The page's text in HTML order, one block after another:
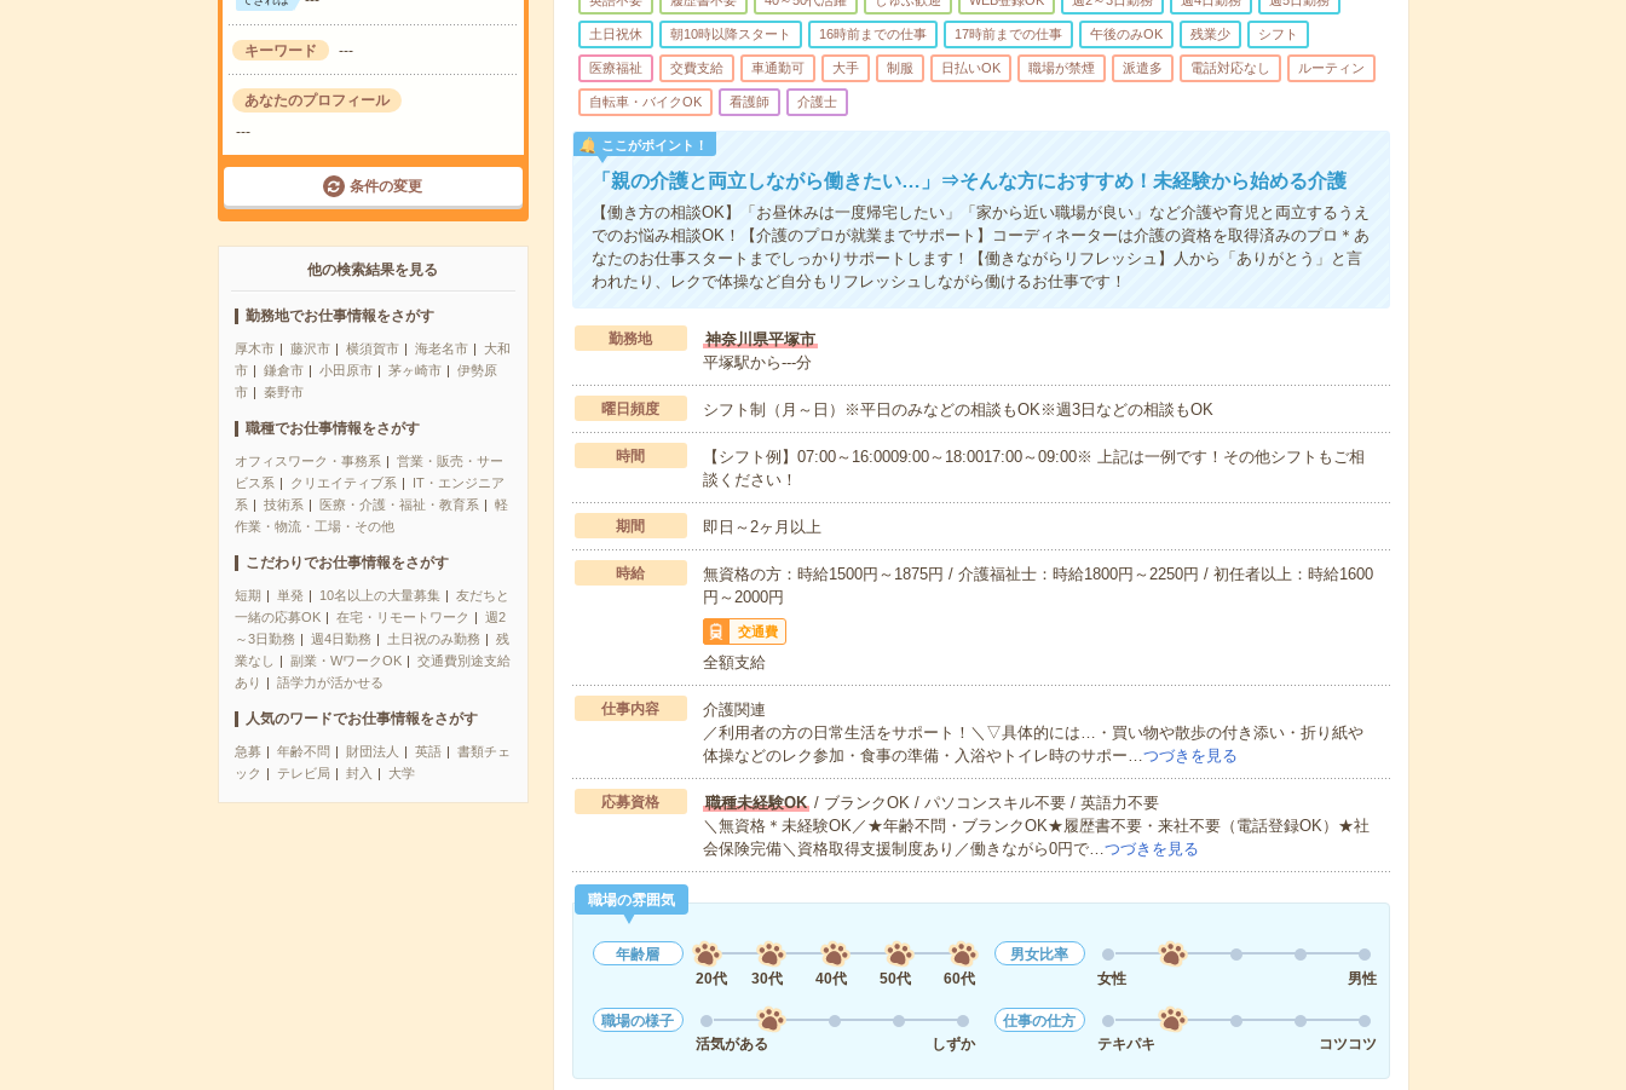
キーワード ---
あなたのプロフィール
---
条件の変更
他の検索結果を見る
勤務地でお仕事情報をさがす
厚木市 藤沢市 横須賀市 海老名市
大和
市
鎌倉市 小田原市 茅ヶ崎市
伊勢原
市
秦野市
職種でお仕事情報をさがす
オフィスワーク・事務系
営業・販売・サー
ビス系
クリエイティブ系
IT・エンジニア
系
技術系 医療・介護・福祉・教育系
軽
作業・物流・工場・その他
こだわりでお仕事情報をさがす
短期 単発 10名以上の大量募集
友だちと
一緒の応募OK
在宅・リモートワーク
週2
～3日勤務
週4日勤務 土日祝のみ勤務
残
業なし
副業・WワークOK
交通費別途支給
あり
語学力が活かせる
人気のワードでお仕事情報をさがす
急募 年齢不問 財団法人 英語
書類チェ
ック
テレビ局 封入 大学
土日祝休 朝10時以降スタート 16時前までの仕事 17時前までの仕事 午後のみOK 残業少 シフト
医療福祉 交費支給 車通勤可 大手 制服 日払いOK 職場が禁煙 派遣多 電話対応なし ルーティン
自転車・バイクOK 看護師 介護士
ここがポイント！
「親の介護と両立しながら働きたい…」⇒そんな方におすすめ！未経験から始める介護
【働き方の相談OK】「お昼休みは一度帰宅したい」「家から近い職場が良い」など介護や育児と両立するうえ
でのお悩み相談OK！【介護のプロが就業までサポート】コーディネーターは介護の資格を取得済みのプロ＊あ
なたのお仕事スタートまでしっかりサポートします！【働きながらリフレッシュ】人から「ありがとう」と言
われたり、レクで体操など自分もリフレッシュしながら働けるお仕事です！
勤務地
神奈川県平塚市
平塚駅から---分
曜日頻度 シフト制（月～日）※平日のみなどの相談もOK※週3日などの相談もOK
時間
【シフト例】07:00～16:0009:00～18:0017:00～09:00※ 上記は一例です！その他シフトもご相
談ください！
期間 即日～2ヶ月以上
時給
無資格の方：時給1500円～1875円 / 介護福祉士：時給1800円～2250円 / 初任者以上：時給1600
円～2000円
交通費
全額支給
仕事内容
介護関連
／利用者の方の日常生活をサポート！＼▽具体的には…・買い物や散歩の付き添い・折り紙や
体操などのレク参加・食事の準備・入浴やトイレ時のサポー…つづきを見る
応募資格 職種未経験OK/ ブランクOK / パソコンスキル不要 / 英語力不要
＼無資格＊未経験OK／★年齢不問・ブランクOK★履歴書不要・来社不要（電話登録OK）★社
会保険完備＼資格取得支援制度あり／働きながら0円で…つづきを見る
職場の雰囲気
年齢層
20代
30代 40代 50代 60代
男女比率
女性
男性
職場の様子
活気がある
しずか
仕事の仕方
テキパキ
コツコツ